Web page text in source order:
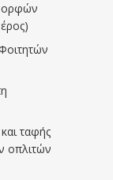
ταφής
οπλιτών